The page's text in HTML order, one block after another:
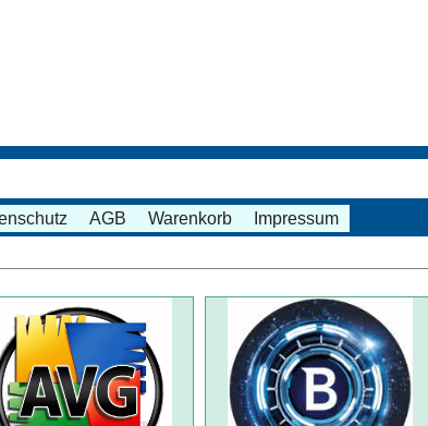
AGB Warenkorb
Impressum